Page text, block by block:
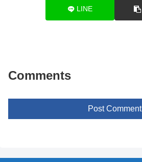
LINE
Comments
Post Comment